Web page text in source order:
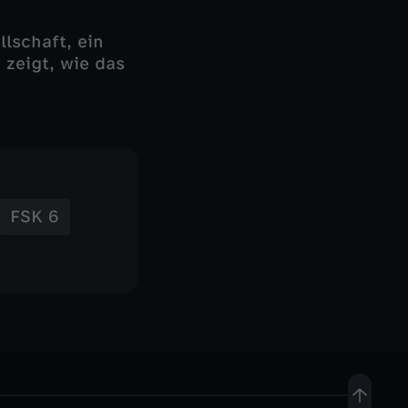
ein
wie das
FSK 6